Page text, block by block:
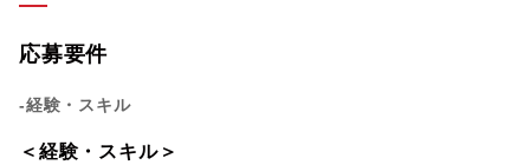
応募要件
-経験・スキル
＜経験・スキル＞